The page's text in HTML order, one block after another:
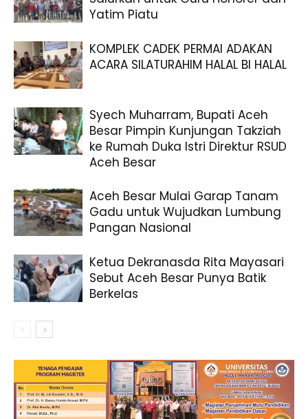
Yatim Piatu
KOMPLEK CADEK PERMAI ADAKAN
ACARA SILATURAHIM HALAL BI HALAL
Syech Muharram, Bupati Aceh
Besar Pimpin Kunjungan Takziah
ke Rumah Duka Istri Direktur RSUD
Aceh Besar
Aceh Besar Mulai Garap Tanam
Gadu untuk Wujudkan Lumbung
Pangan Nasional
Ketua Dekranasda Rita Mayasari
Sebut Aceh Besar Punya Batik
Berkelas